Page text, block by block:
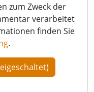
zum Zweck der
verarbeitet
finden Sie
.